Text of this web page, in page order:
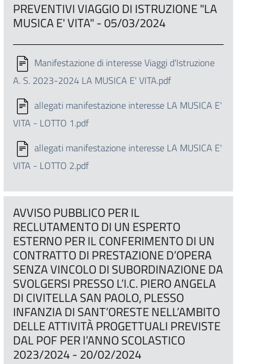
PREVENTIVI VIAGGIO DI ISTRUZIONE "LA
MUSICA E' VITA" - 05/03/2024
Manifestazione di interesse Viaggi d'Istruzione
A. S. 2023-2024 LA MUSICA E' VITA.pdf
allegati manifestazione interesse LA MUSICA E'
VITA - LOTTO 1.pdf
allegati manifestazione interesse LA MUSICA E'
VITA - LOTTO 2.pdf
AVVISO PUBBLICO PER IL
RECLUTAMENTO DI UN ESPERTO
ESTERNO PER IL CONFERIMENTO DI UN
CONTRATTO DI PRESTAZIONE D’OPERA
SENZA VINCOLO DI SUBORDINAZIONE DA
SVOLGERSI PRESSO L’I.C. PIERO ANGELA
DI CIVITELLA SAN PAOLO, PLESSO
INFANZIA DI SANT’ORESTE NELL’AMBITO
DELLE ATTIVITÀ PROGETTUALI PREVISTE
DAL POF PER l’ANNO SCOLASTICO
2023/2024 - 20/02/2024